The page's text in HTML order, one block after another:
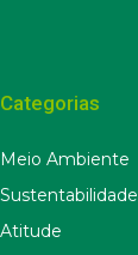
Categorias
Meio Ambiente
Sustentabilidade
Atitude